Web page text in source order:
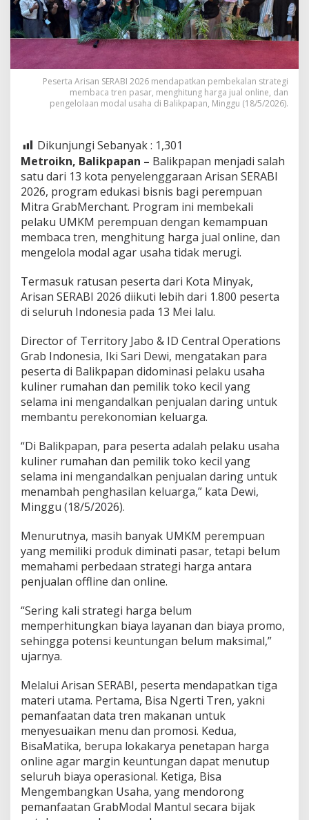
Peserta Arisan SERABI 2026 mendapatkan pembekalan strategi
membaca tren pasar, menghitung harga jual online, dan
pengelolaan modal usaha di Balikpapan, Minggu (18/5/2026).
Dikunjungi Sebanyak : 1,301
Metroikn, Balikpapan – Balikpapan menjadi salah
satu dari 13 kota penyelenggaraan Arisan SERABI
2026, program edukasi bisnis bagi perempuan
Mitra GrabMerchant. Program ini membekali
pelaku UMKM perempuan dengan kemampuan
membaca tren, menghitung harga jual online, dan
mengelola modal agar usaha tidak merugi.
Termasuk ratusan peserta dari Kota Minyak,
Arisan SERABI 2026 diikuti lebih dari 1.800 peserta
di seluruh Indonesia pada 13 Mei lalu.
Director of Territory Jabo & ID Central Operations
Grab Indonesia, Iki Sari Dewi, mengatakan para
peserta di Balikpapan didominasi pelaku usaha
kuliner rumahan dan pemilik toko kecil yang
selama ini mengandalkan penjualan daring untuk
membantu perekonomian keluarga.
“Di Balikpapan, para peserta adalah pelaku usaha
kuliner rumahan dan pemilik toko kecil yang
selama ini mengandalkan penjualan daring untuk
menambah penghasilan keluarga,” kata Dewi,
Minggu (18/5/2026).
Menurutnya, masih banyak UMKM perempuan
yang memiliki produk diminati pasar, tetapi belum
memahami perbedaan strategi harga antara
penjualan offline dan online.
“Sering kali strategi harga belum
memperhitungkan biaya layanan dan biaya promo,
sehingga potensi keuntungan belum maksimal,”
ujarnya.
Melalui Arisan SERABI, peserta mendapatkan tiga
materi utama. Pertama, Bisa Ngerti Tren, yakni
pemanfaatan data tren makanan untuk
menyesuaikan menu dan promosi. Kedua,
BisaMatika, berupa lokakarya penetapan harga
online agar margin keuntungan dapat menutup
seluruh biaya operasional. Ketiga, Bisa
Mengembangkan Usaha, yang mendorong
pemanfaatan GrabModal Mantul secara bijak